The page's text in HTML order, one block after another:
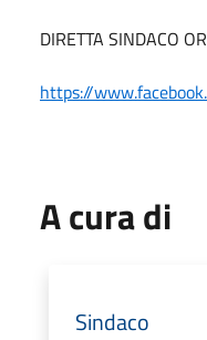
DIRETTA SINDACO
https://
A cura di
Sindaco